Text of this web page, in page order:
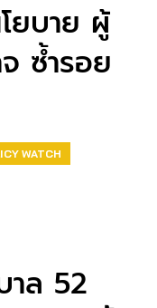
ยบาย ผู้
ซ้ำรอย
WATCH
าล 52